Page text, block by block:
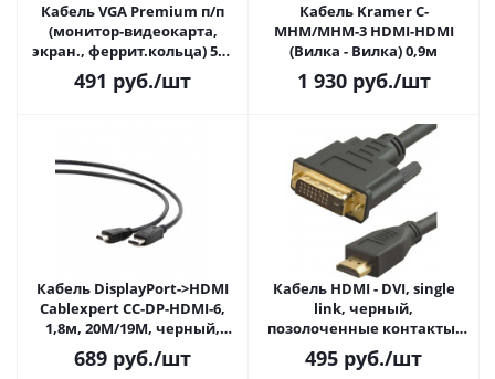
Кабель VGA Premium п/п
(монитор-видеокарта,
экран., феррит.кольца) 5м,
CC-PPVGA-5M
491 руб./шт
Кабель Kramer C-
MHM/MHM-3 HDMI-HDMI
(Вилка - Вилка) 0,9м
1 930руб./шт
Кабель DisplayPort->HDMI
Cablexpert CC-DP-HDMI-6,
1,8м, 20M/19M, черный,
экран, пакет
689 руб./шт
Кабель HDMI - DVI, single
link, черный,
позолоченные контакты,
экранированный, 4.5м. (CC-
HDMI-DVI-15)
495 руб./шт